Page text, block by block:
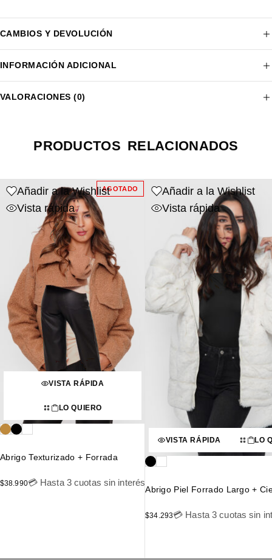
CAMBIOS Y DEVOLUCIÓN
INFORMACIÓN ADICIONAL
VALORACIONES (0)
PRODUCTOS RELACIONADOS
AGOTADO
Añadir a la Wishlist
Vista rápida
VISTA RÁPIDA
LO QUIERO
Abrigo Texturizado + Forrada
$38.990💳 Hasta 3 cuotas sin interés
Añadir a la Wishlist
Vista rápida
VISTA RÁPIDA LO
Abrigo Piel Forrado Largo +
$34.293💳 Hasta 3 cuotas sin